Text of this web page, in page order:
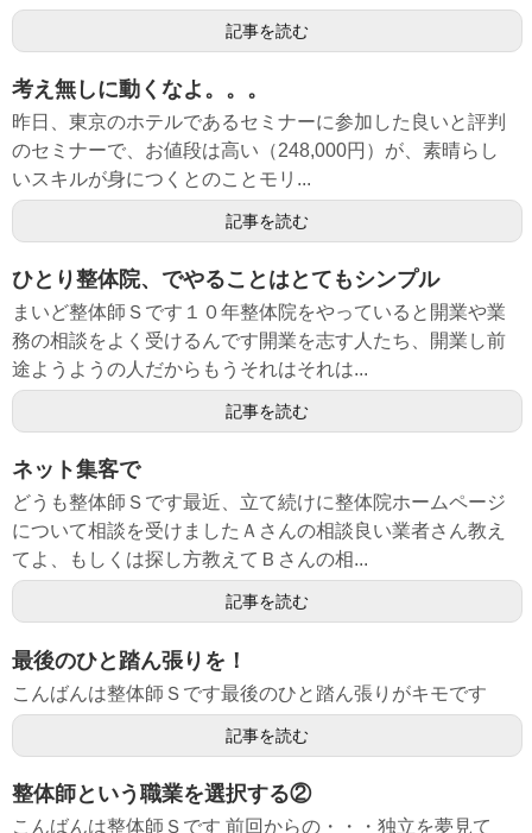
記事を読む
考え無しに動くなよ。。。
昨日、東京のホテルであるセミナーに参加した良いと評判
のセミナーで、お値段は高い（248,000円）が、素晴らし
いスキルが身につくとのことモリ...
記事を読む
ひとり整体院、でやることはとてもシンプル
まいど整体師Ｓです１０年整体院をやっていると開業や業
務の相談をよく受けるんです開業を志す人たち、開業し前
途ようようの人だからもうそれはそれは...
記事を読む
ネット集客で
どうも整体師Ｓです最近、立て続けに整体院ホームページ
について相談を受けましたＡさんの相談良い業者さん教え
てよ、もしくは探し方教えてＢさんの相...
記事を読む
最後のひと踏ん張りを！
こんばんは整体師Ｓです最後のひと踏ん張りがキモです
記事を読む
整体師という職業を選択する②
こんばんは整体師Ｓです 前回からの・・・独立を夢見て